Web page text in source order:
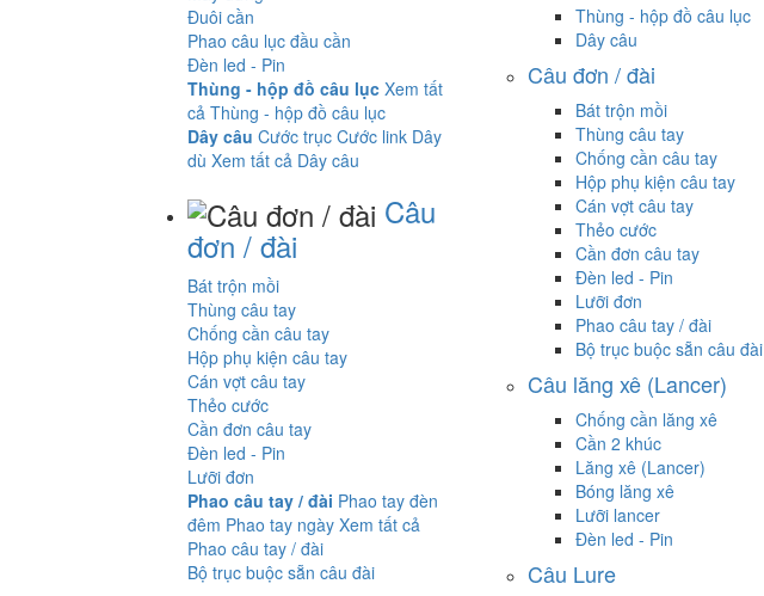
Đuôi cần
Phao câu lục đầu cần
Đèn led - Pin
Thùng - hộp đồ câu lục Xem tất
cả Thùng - hộp đồ câu lục
Dây câu Cước trục Cước link Dây
dù Xem tất cả Dây câu
Câu
đơn / đài
Bát trộn mồi
Thùng câu tay
Chống cần câu tay
Hộp phụ kiện câu tay
Cán vợt câu tay
Thẻo cước
Cần đơn câu tay
Đèn led - Pin
Lưỡi đơn
Phao câu tay / đài Phao tay đèn
đêm Phao tay ngày Xem tất cả
Phao câu tay / đài
Bộ trục buộc sẵn câu đài
Thùng - hộp đồ câu lục
Dây câu
Câu đơn / đài
Bát trộn mồi
Thùng câu tay
Chống cần câu tay
Hộp phụ kiện câu tay
Cán vợt câu tay
Thẻo cước
Cần đơn câu tay
Đèn led - Pin
Lưỡi đơn
Phao câu tay / đài
Bộ trục buộc sẵn câu đài
Câu lăng xê (Lancer)
Chống cần lăng xê
Cần 2 khúc
Lăng xê (Lancer)
Bóng lăng xê
Lưỡi lancer
Đèn led - Pin
Câu Lure